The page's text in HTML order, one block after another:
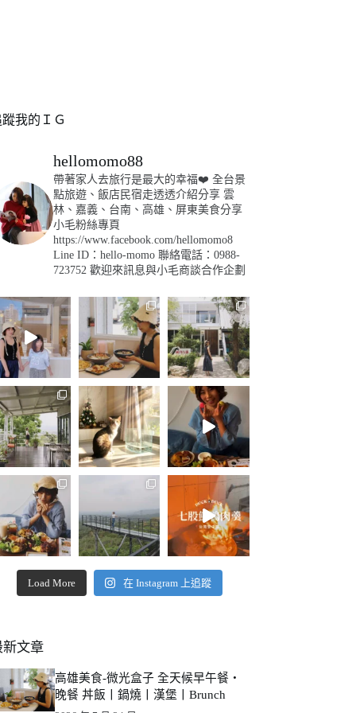
我的ＩＧ
hellomomo88
帶著家人去旅行是最大的幸福❤️ 全台景
點旅遊、飯店民宿走透透介紹分享 雲
林、嘉義、台南、高雄、屏東美食分享
小毛粉絲專頁
https://www.facebook.com/hellomomo8
Line ID：hello-momo聯絡電話：0988-
723752歡迎來訊息與小毛商談合作企劃
Load More 在 Instagram 上追蹤
新文章
高雄美食-微光盒子 全天候早午餐・
晚餐 丼飯丨鍋燒丨漢堡丨Brunch